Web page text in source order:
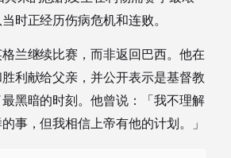
正经历伤病危机和连败。
兰继续比赛，而非返回巴西。他在
利献给父亲，并公开表示是基督教
黑暗的时刻。他曾说：「我不理解
事，但我相信上帝有他的计划。」